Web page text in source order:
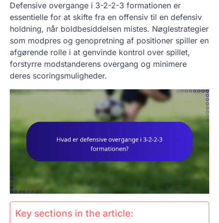
Defensive overgange i 3-2-2-3 formationen er
essentielle for at skifte fra en offensiv til en defensiv
holdning, når boldbesiddelsen mistes. Nøglestrategier
som modpres og genopretning af positioner spiller en
afgørende rolle i at genvinde kontrol over spillet,
forstyrre modstanderens overgang og minimere
deres scoringsmuligheder.
Key sections in the article: